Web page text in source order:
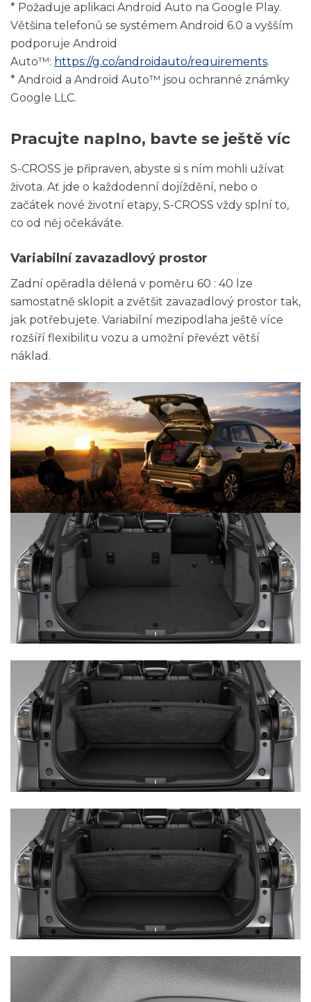
* Požaduje aplikaci Android Auto na Google Play.
Většina telefonů se systémem Android 6.0 a vyšším
podporuje Android
Auto™: https://g.co/androidauto/requirements.
* Android a Android Auto™ jsou ochranné známky
Google LLC.
Pracujte naplno, bavte se ještě víc
S-CROSS je připraven, abyste si s ním mohli užívat
života. Ať jde o každodenní dojíždění, nebo o
začátek nové životní etapy, S-CROSS vždy splní to,
co od něj očekáváte.
Variabilní zavazadlový prostor
Zadní opěradla dělená v poměru 60 : 40 lze
samostatně sklopit a zvětšit zavazadlový prostor tak,
jak potřebujete. Variabilní mezipodlaha ještě více
rozšíří flexibilitu vozu a umožní převézt větší
náklad.